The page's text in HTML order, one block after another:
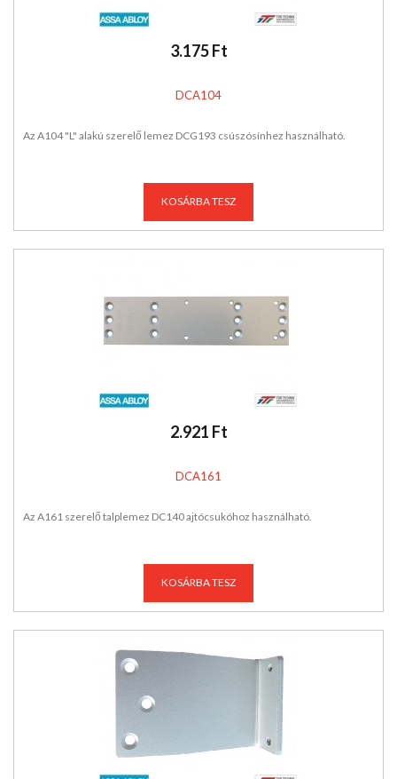
3.175 Ft
DCA104
Az A104 "L" alakú szerelő lemez DCG193 csúszósínhez használható.
KOSÁRBA TESZ
2.921 Ft
DCA161
Az A161 szerelő talplemez DC140 ajtócsukóhoz használható.
KOSÁRBA TESZ